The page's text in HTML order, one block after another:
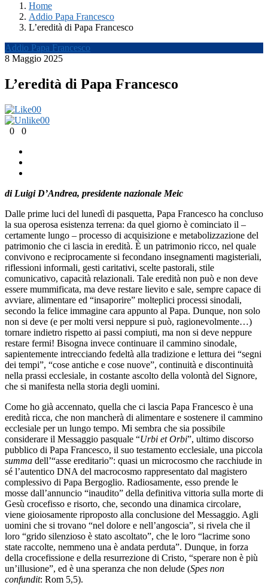
Home
Addio Papa Francesco
L’eredità di Papa Francesco
Addio Papa Francesco
8 Maggio 2025
L’eredità di Papa Francesco
00
00
0
0
di Luigi D’Andrea, presidente nazionale Meic
Dalle prime luci del lunedì di pasquetta, Papa Francesco ha concluso
la sua operosa esistenza terrena: da quel giorno è cominciato il –
certamente lungo – processo di acquisizione e metabolizzazione del
patrimonio che ci lascia in eredità. È un patrimonio ricco, nel quale
convivono e reciprocamente si fecondano insegnamenti magisteriali,
riflessioni informali, gesti caritativi, scelte pastorali, stile
comunicativo, capacità relazionali. Tale eredità non può e non deve
essere mummificata, ma deve restare lievito e sale, sempre capace di
avviare, alimentare ed “insaporire” molteplici processi sinodali,
secondo la felice immagine cara appunto al Papa. Dunque, non solo
non si deve (e per molti versi neppure si può, ragionevolmente…)
tornare indietro rispetto ai passi compiuti, ma non si deve neppure
restare fermi! Bisogna invece continuare il cammino sinodale,
sapientemente intrecciando fedeltà alla tradizione e lettura dei “segni
dei tempi”, “cose antiche e cose nuove”, continuità e discontinuità
nella prassi ecclesiale, in costante ascolto della volontà del Signore,
che si manifesta nella storia degli uomini.
Come ho già accennato, quella che ci lascia Papa Francesco è una
eredità ricca, che non mancherà di alimentare e sostenere il cammino
ecclesiale per un lungo tempo. Mi sembra che sia possibile
considerare il Messaggio pasquale “Urbi et Orbi”, ultimo discorso
pubblico di Papa Francesco, il suo testamento ecclesiale, una piccola
summa dell’“asse ereditario”: quasi un microcosmo che racchiude in
sé l’autentico DNA del macrocosmo rappresentato dal magistero
complessivo di Papa Bergoglio. Radiosamente, esso prende le
mosse dall’annuncio “inaudito” della definitiva vittoria sulla morte di
Gesù crocefisso e risorto, che, secondo una dinamica circolare,
viene gioiosamente riproposto alla conclusione del Messaggio. Agli
uomini che si trovano “nel dolore e nell’angoscia”, si rivela che il
loro “grido silenzioso è stato ascoltato”, che le loro “lacrime sono
state raccolte, nemmeno una è andata perduta”. Dunque, in forza
della crocefissione e della resurrezione di Cristo, “sperare non è più
un’illusione”, ed è una speranza che non delude (Spes non
confundit: Rom 5,5).